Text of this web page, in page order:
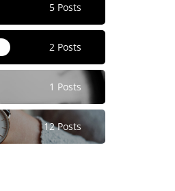
5 Posts
2 Posts
1 Posts
12 Posts